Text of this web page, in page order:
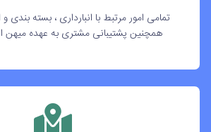
تمامی امور مرتبط با انبارداری ، بسته بندی
همچنین پشتیبانی مشتری به عهده میهن